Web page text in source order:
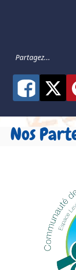
Partagez...
Nos